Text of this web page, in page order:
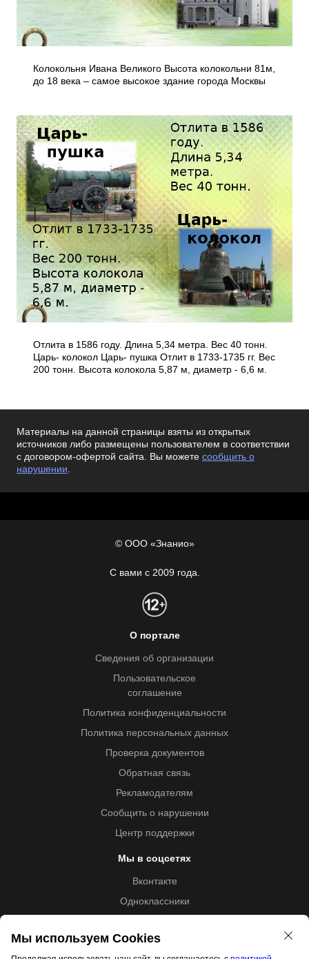
Колокольня Ивана Великого Высота колокольни 81м,
до 18 века – самое высокое здание города Москвы
Отлита в 1586 году. Длина 5,34 метра. Вес 40 тонн.
Царь- колокол Царь- пушка Отлит в 1733-1735 гг. Вес
200 тонн. Высота колокола 5,87 м, диаметр - 6,6 м.
Материалы на данной страницы взяты из открытых
источников либо размещены пользователем в соответствии
с договором-офертой сайта. Вы можете сообщить о
нарушении.
© ООО «Знанио»
С вами с 2009 года.
О портале
Сведения об организации
Пользовательское
соглашение
Политика конфиденциальности
Политика персональных данных
Проверка документов
Обратная связь
Рекламодателям
Сообщить о нарушении
Центр поддержки
Мы в соцсетях
Вконтакте
Одноклассники
Мы используем Cookies